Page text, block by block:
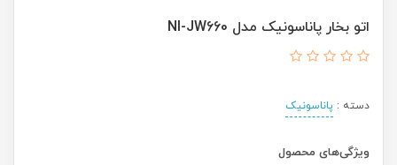
اتو بخار پاناسونیک مدل NI-JW660
دسته : پاناسونیک
ویژگی‌های محصول